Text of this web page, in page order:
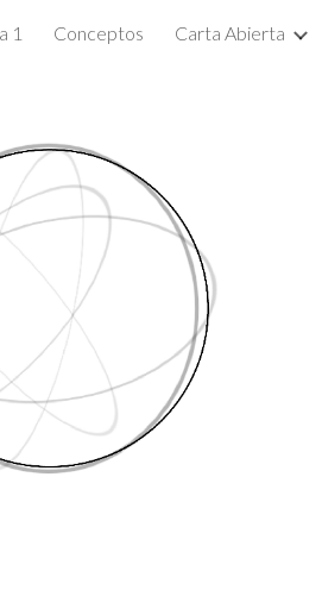
1 Conceptos Carta Abierta